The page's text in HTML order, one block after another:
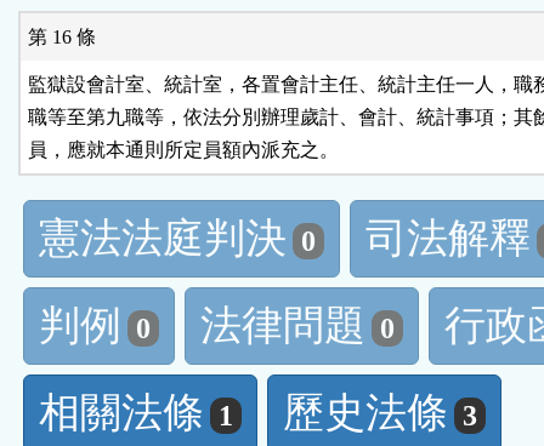
第 16 條
監獄設會計室、統計室，各置會計主任、統計主任一人，職
職等至第九職等，依法分別辦理歲計、會計、統計事項；其
員，應就本通則所定員額內派充之。
憲法法庭判決 0
司法解釋
判例
0 法律問題 0
行政
相關法條
1 歷史法條 3